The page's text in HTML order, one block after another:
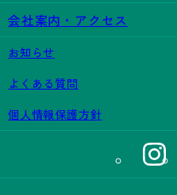
会社案内・アクセス
お知らせ
よくある質問
個人情報保護方針